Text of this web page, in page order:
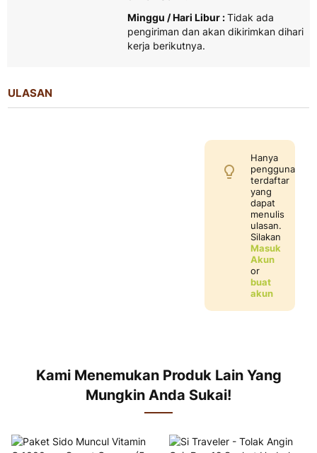
Minggu / Hari Libur :Tidak ada
pengiriman dan akan dikirimkan dihari
kerja berikutnya.
ULASAN
Hanya
pengguna
terdaftar
yang
dapat
menulis
ulasan.
Silakan
Masuk
Akun
or
buat
akun
Kami Menemukan Produk Lain Yang
Mungkin Anda Sukai!